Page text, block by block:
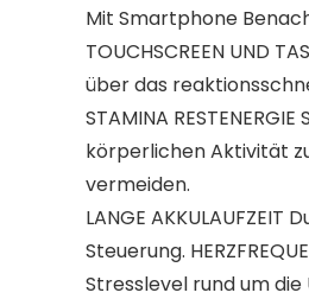
Mit Smartphone
TOUCHSCREEN UND
über das
STAMINA
körperlichen Aktivität
vermeiden.
LANGE
Steuerung.
Stresslevel rund um